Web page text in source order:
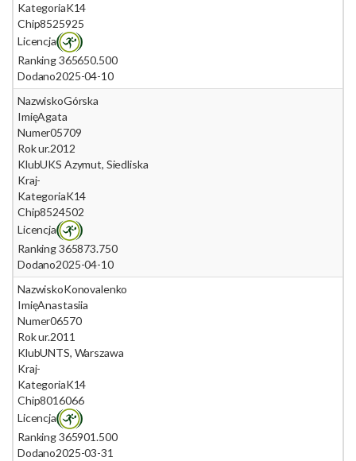
KategoriaK14
Chip8525925
Licencja
Ranking 365650.500
Dodano2025-04-10
NazwiskoGórska
ImięAgata
Numer05709
Rok ur.2012
KlubUKS Azymut, Siedliska
Kraj-
KategoriaK14
Chip8524502
Licencja
Ranking 365873.750
Dodano2025-04-10
NazwiskoKonovalenko
ImięAnastasiia
Numer06570
Rok ur.2011
KlubUNTS, Warszawa
Kraj-
KategoriaK14
Chip8016066
Licencja
Ranking 365901.500
Dodano2025-03-31